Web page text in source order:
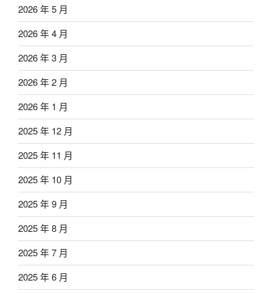
2026 年 5 月
2026 年 4 月
2026 年 3 月
2026 年 2 月
2026 年 1 月
2025 年 12 月
2025 年 11 月
2025 年 10 月
2025 年 9 月
2025 年 8 月
2025 年 7 月
2025 年 6 月